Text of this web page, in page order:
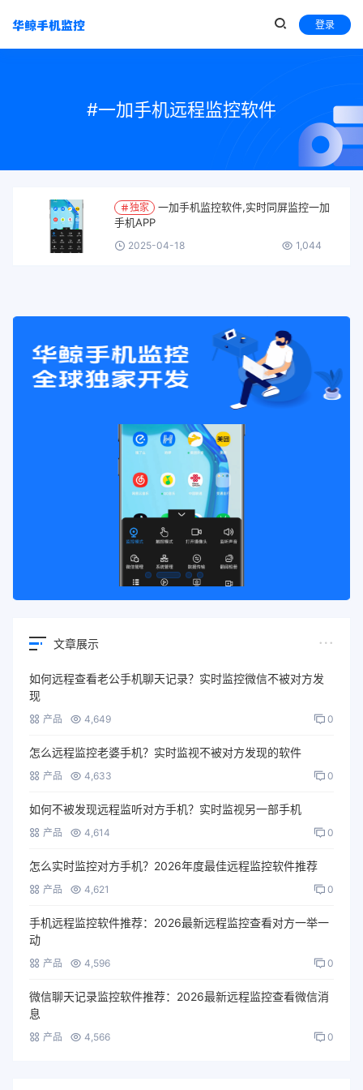
登录
#一加手机远程监控软件
独家
手机APP
2025-04-18 1,044
文章展示
如何远程查看老公手机聊天记录？实时监控微信不被对方发
现
产品 4,649 0
怎么远程监控老婆手机？实时监视不被对方发现的软件
产品 4,633 0
如何不被发现远程监听对方手机？实时监视另一部手机
产品 4,614 0
怎么实时监控对方手机？2026年度最佳远程监控软件推荐
产品 4,621 0
手机远程监控软件推荐：2026最新远程监控查看对方一举一
动
产品 4,596 0
微信聊天记录监控软件推荐：2026最新远程监控查看微信消
息
产品 4,566 0